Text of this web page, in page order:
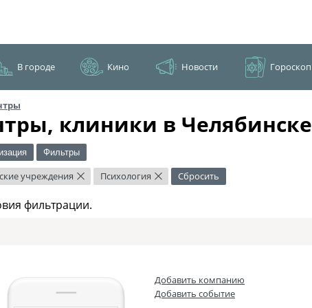
В городе Кино Новости Гороскоп
клиники в Челябинске
Фильтры
учреждения × Психология × Сбросить
фильтрации.
Добавить компанию
Добавить событие